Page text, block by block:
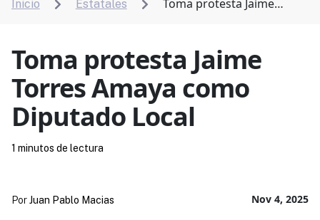
Inicio  Estatales 
Toma protesta Jaime
Toma protesta Jaime
Torres Amaya como
Diputado Local
Nov 4, 2025
PorJuan Pablo Macias
1 minutos de lectura